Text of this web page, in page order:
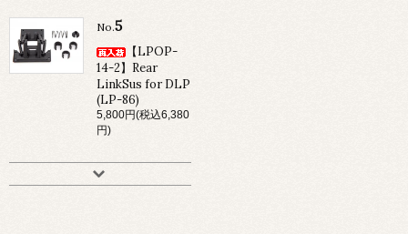
No.5
【LPOP-
14-2】Rear
LinkSus for DLP
(LP-86)
5,800円(税込6,380
円)